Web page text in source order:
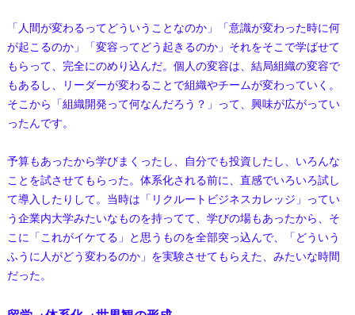
「人間が変わるってどういうことなのか」「意識が変わった時に何
が起こるのか」「変容ってどう起きるのか」それをそこで学ばせて
もらって、完全にのめり込んだ。個人の変容は、結局組織の変容で
もあるし、リーダーが変わることで組織やチームが変わっていく。
そこから「組織開発って何なんだろう？」って、興味が広がってい
ったんです。
予算もあったから学びまくったし、自分でも投資したし、いろんな
ことを試させてもらった。体系化される前に、直感でいろいろ試し
て導入したりして。当時は「リクルートビジネスカレッジ」ってい
う企業内大学みたいなものを持ってて、学びの場もあったから、そ
こに「これがイケてる」と思うものを全部突っ込んで、「どういう
ふうに人がどう変わるのか」を実験させてもらえた、みたいな時間
だった。